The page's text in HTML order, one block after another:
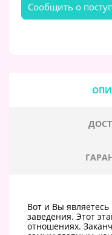
Cообщить о
Вот и Вы
заведения. Этот
отношениях.